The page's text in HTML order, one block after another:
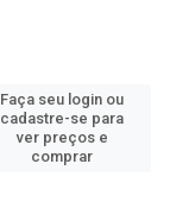
Faça seu login ou
cadastre-se para
ver preços e
comprar